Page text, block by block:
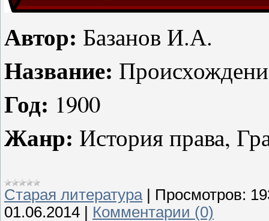
Автор: Базанов И.А.
Название:
Год: 1900
Жанр: История права,
Старая литература| Просмотров:
01.06.2014
Комментарии (0)